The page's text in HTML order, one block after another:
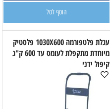
הוסף לסל
עגלת פלטפורמה 1030X600 פלסטיק
מיוחדת מתקפלת לעומס עד 600 ק"ג
קיפול ידני